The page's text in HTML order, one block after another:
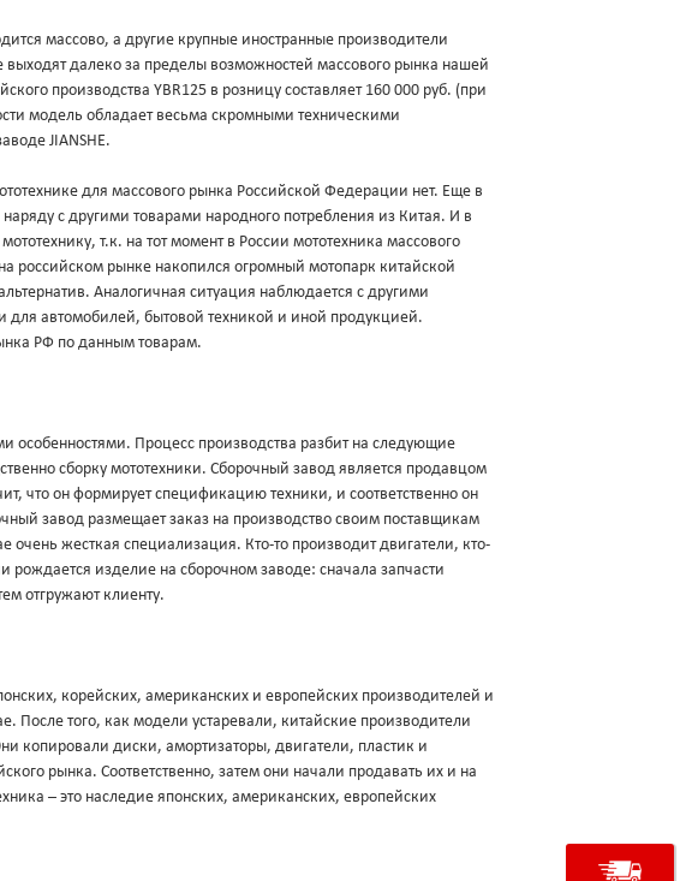
массово, а другие крупные иностранные производители
далеко за пределы возможностей массового рынка нашей
производства YBR125 в розницу составляет 160 000 руб. (при
модель обладает весьма скромными техническими
JIANSHE.
для массового рынка Российской Федерации нет. Еще в
с другими товарами народного потребления из Китая. И в
т.к. на тот момент в России мототехника массового
российском рынке накопился огромный мотопарк китайской
Аналогичная ситуация наблюдается с другими
для автомобилей, бытовой техникой и иной продукцией.
РФ по данным товарам.
особенностями. Процесс производства разбит на следующие
сборку мототехники. Сборочный завод является продавцом
что он формирует спецификацию техники, и соответственно он
завод размещает заказ на производство своим поставщикам
очень жесткая специализация. Кто-то производит двигатели, кто-
рождается изделие на сборочном заводе: сначала запчасти
отгружают клиенту.
корейских, американских и европейских производителей и
После того, как модели устаревали, китайские производители
копировали диски, амортизаторы, двигатели, пластик и
рынка. Соответственно, затем они начали продавать их и на
– это наследие японских, американских, европейских